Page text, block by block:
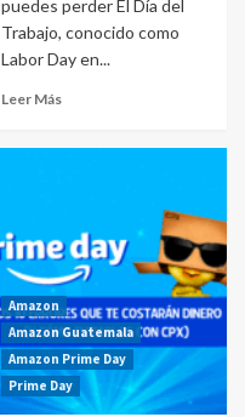
puedes perder El Día del
Trabajo, conocido como
Labor Day en...
Leer Más
Amazon
Amazon Guatemala
Amazon Prime Day
Prime Day